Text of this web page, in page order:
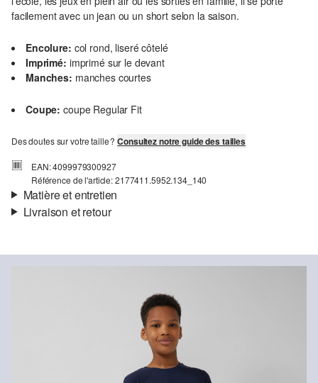
facilement avec un jean ou un short selon la saison.
Encolure: col rond, liseré côtelé
Imprimé: imprimé sur le devant
Manches: manches courtes
Coupe: coupe Regular Fit
Des doutes sur votre taille ?Consultez notre guide des tailles
EAN: 4099979300927
Référence de l'article: 2177411.5952.134_140
Matière et entretien
Matière: Coton
Détergents au chlore interdits
Livraison et retour
Ta commande sera expédiée par Colissimo dans un délai de 4 à 5
Tu peux nous renvoyer tes articles gratuitement dans un délai de